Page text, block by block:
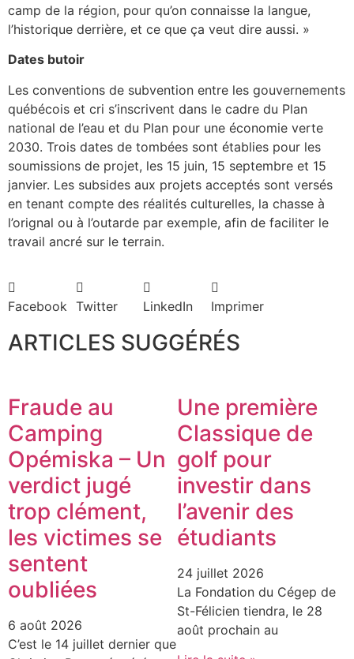
camp de la région, pour qu’on connaisse la langue,
l’historique derrière, et ce que ça veut dire aussi. »
Dates butoir
Les conventions de subvention entre les gouvernements
québécois et cri s’inscrivent dans le cadre du Plan
national de l’eau et du Plan pour une économie verte
2030. Trois dates de tombées sont établies pour les
soumissions de projet, les 15 juin, 15 septembre et 15
janvier. Les subsides aux projets acceptés sont versés
en tenant compte des réalités culturelles, la chasse à
l’orignal ou à l’outarde par exemple, afin de faciliter le
travail ancré sur le terrain.
Facebook Twitter LinkedIn Imprimer
ARTICLES SUGGÉRÉS
Fraude au
Camping
Opémiska – Un
verdict jugé
trop clément,
les victimes se
sentent
oubliées
6 août 2026
C’est le 14 juillet dernier que
Une première
Classique de
golf pour
investir dans
l’avenir des
étudiants
24 juillet 2026
La Fondation du Cégep de
St-Félicien tiendra, le 28
août prochain au